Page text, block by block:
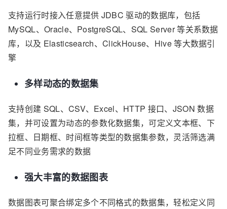
支持运行时接入任意提供 JDBC 驱动的数据库，包括
MySQL、Oracle、PostgreSQL、SQL Server 等关系数据
库，以及 Elasticsearch、ClickHouse、Hive 等大数据引
擎
多样动态的数据集
支持创建 SQL、CSV、Excel、HTTP 接口、JSON 数据
集，并可设置为动态的参数化数据集，可定义文本框、下
拉框、日期框、时间框等类型的数据集参数，灵活筛选满
足不同业务需求的数据
强大丰富的数据图表
数据图表可聚合绑定多个不同格式的数据集，轻松定义同